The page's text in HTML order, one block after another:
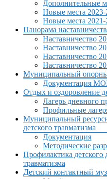
Дополнительные
Новые места 2023-
Новые места 2021-
Панорама
Наставничество
Наставничество
Наставничество
Наставничество
Муниципальный
Документация
Отдых и оздоровление
Лагерь дневного
Профильные
Муниципальный
детского травматизма
Документация
Методические
Профилактика детского
травматизма
Детский контактный